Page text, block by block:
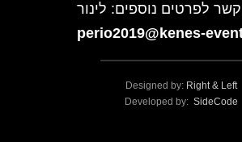
קשר לפרטים נוספים: לינור
perio2019@kenes-
Designed by: Right & Left
Developed by: SideCode